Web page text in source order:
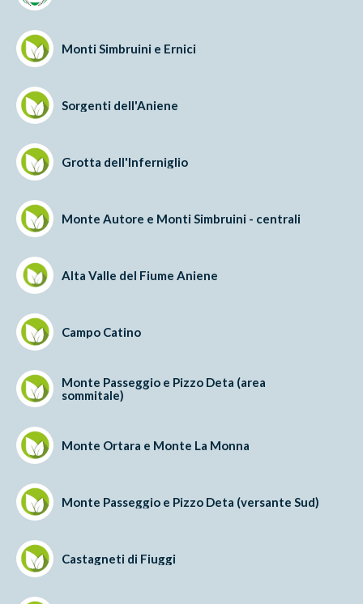
Monti Simbruini e Ernici
Sorgenti dell'Aniene
Grotta dell'Inferniglio
Monte Autore e Monti Simbruini - centrali
Alta Valle del Fiume Aniene
Campo Catino
Monte Passeggio e Pizzo Deta (area
sommitale)
Monte Ortara e Monte La Monna
Monte Passeggio e Pizzo Deta (versante Sud)
Castagneti di Fiuggi